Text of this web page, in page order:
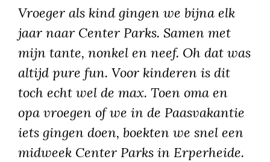
Vroeger als kind gingen we bijna elk
jaar naar Center Parks. Samen met
mijn tante, nonkel en neef. Oh dat was
altijd pure fun. Voor kinderen is dit
toch echt wel de max. Toen oma en
opa vroegen of we in de Paasvakantie
iets gingen doen, boekten we snel een
midweek Center Parks in Erperheide.